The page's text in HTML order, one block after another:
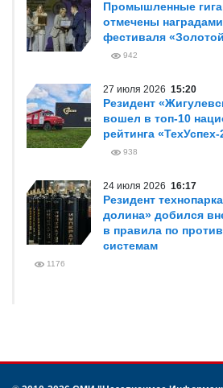
Промышленные
отмечены
фестиваля
942
27 июля 2026 15:20
Резидент
вошел в топ-10
рейтинга «ТехУспех-
938
24 июля 2026 16:17
Резидент
долина» добился
в правила по
системам
1176